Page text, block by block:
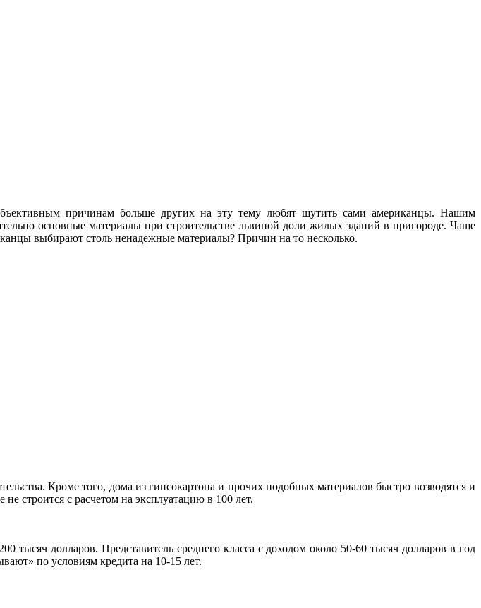
причинам больше других на эту тему любят шутить сами американцы. Нашим
основные материалы при строительстве львиной доли жилых зданий в пригороде. Чаще
выбирают столь ненадежные материалы? Причин на то несколько.
Кроме того, дома из гипсокартона и прочих подобных материалов быстро возводятся и
строится с расчетом на эксплуатацию в 100 лет.
долларов. Представитель среднего класса с доходом около 50-60 тысяч долларов в год
по условиям кредита на 10-15 лет.